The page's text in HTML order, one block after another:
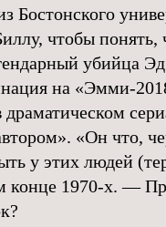
Бостонского
чтобы
убийца
на «Эмми-
«Он что,
у этих людей
конце 1970-х. —